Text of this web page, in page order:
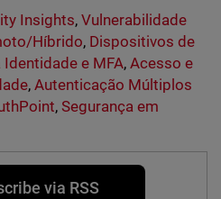
Insights,Vulnerabilidade
Híbrido, Dispositivos de
Identidade e MFA,Acesso e
, Autenticação Múltiplos
,Segurança em
via RSS